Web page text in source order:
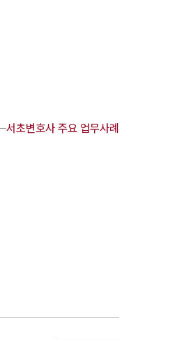
서초변호사 주요 업무사례